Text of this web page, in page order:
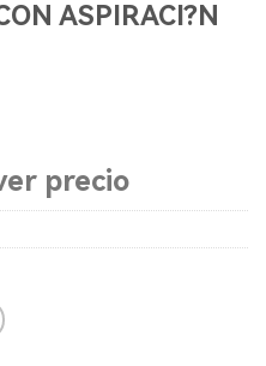
ASPIRACI?N
precio